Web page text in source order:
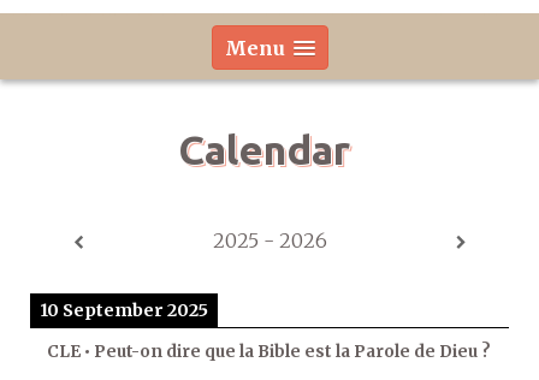
Menu
Calendar
2025 - 2026
10 September 2025
CLE • Peut-on dire que la Bible est la Parole de Dieu ?